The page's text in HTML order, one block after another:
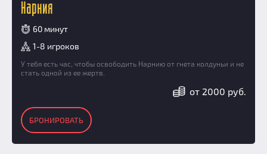
Нарния
60 минут
1-8 игроков
У тебя есть час, чтобы освободить Нарнию от гнета колдуньи и не
стать одной из ее жертв.
от 2000 руб.
БРОНИРОВАТЬ